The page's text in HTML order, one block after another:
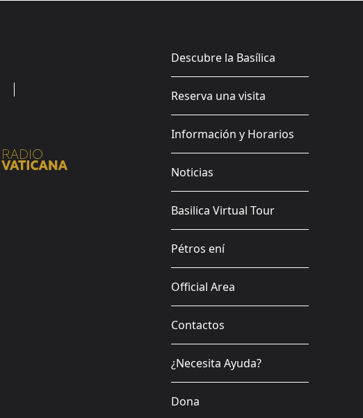
Descubre la Basílica
Reserva una visita
Información y Horarios
Noticias
Basilica Virtual Tour
Pétros ení
Official Area
Contactos
¿Necesita Ayuda?
Dona